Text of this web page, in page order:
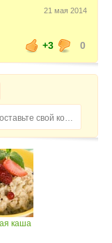
21 мая 2014
+3
0
каша